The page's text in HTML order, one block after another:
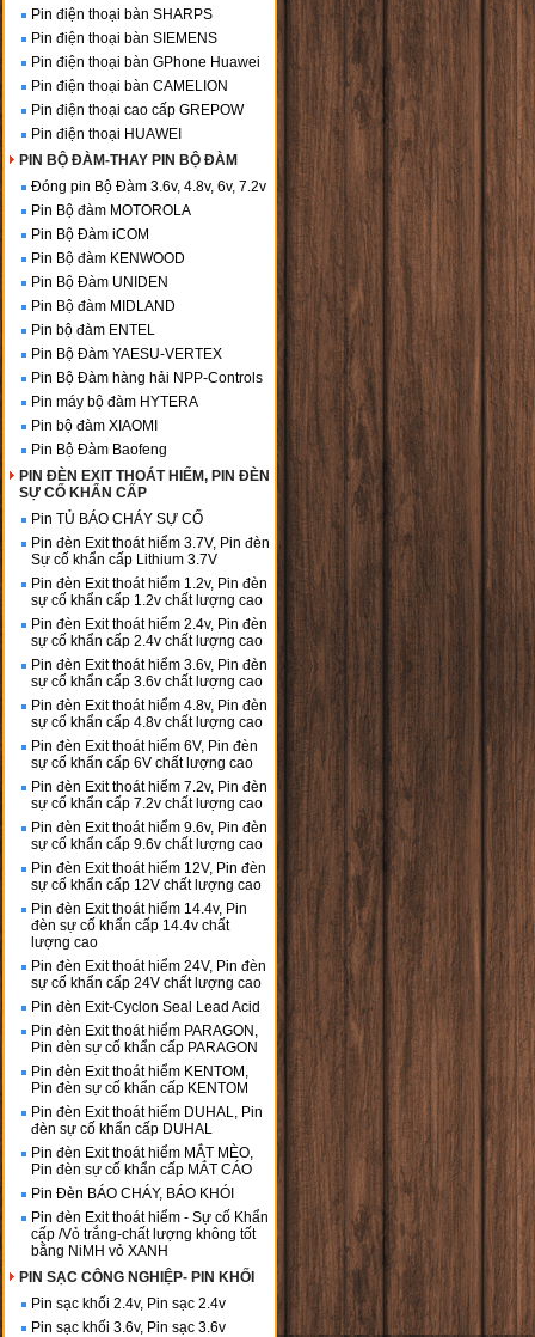
Pin điện thoại bàn SHARPS
Pin điện thoại bàn SIEMENS
Pin điện thoại bàn GPhone Huawei
Pin điện thoại bàn CAMELION
Pin điện thoại cao cấp GREPOW
Pin điện thoại HUAWEI
PIN BỘ ĐÀM-THAY PIN BỘ ĐÀM
Đóng pin Bộ Đàm 3.6v, 4.8v, 6v, 7.2v
Pin Bộ đàm MOTOROLA
Pin Bộ Đàm iCOM
Pin Bộ đàm KENWOOD
Pin Bộ Đàm UNIDEN
Pin Bộ đàm MIDLAND
Pin bộ đàm ENTEL
Pin Bộ Đàm YAESU-VERTEX
Pin Bộ Đàm hàng hải NPP-Controls
Pin máy bộ đàm HYTERA
Pin bộ đàm XIAOMI
Pin Bộ Đàm Baofeng
PIN ĐÈN EXIT THOÁT HIỂM, PIN ĐÈN
SỰ CỐ KHẨN CẤP
Pin TỦ BÁO CHÁY SỰ CỐ
Pin đèn Exit thoát hiểm 3.7V, Pin đèn
Sự cố khẩn cấp Lithium 3.7V
Pin đèn Exit thoát hiểm 1.2v, Pin đèn
sự cố khẩn cấp 1.2v chất lượng cao
Pin đèn Exit thoát hiểm 2.4v, Pin đèn
sự cố khẩn cấp 2.4v chất lượng cao
Pin đèn Exit thoát hiểm 3.6v, Pin đèn
sự cố khẩn cấp 3.6v chất lượng cao
Pin đèn Exit thoát hiểm 4.8v, Pin đèn
sự cố khẩn cấp 4.8v chất lượng cao
Pin đèn Exit thoát hiểm 6V, Pin đèn
sự cố khẩn cấp 6V chất lượng cao
Pin đèn Exit thoát hiểm 7.2v, Pin đèn
sự cố khẩn cấp 7.2v chất lượng cao
Pin đèn Exit thoát hiểm 9.6v, Pin đèn
sự cố khẩn cấp 9.6v chất lượng cao
Pin đèn Exit thoát hiểm 12V, Pin đèn
sự cố khẩn cấp 12V chất lượng cao
Pin đèn Exit thoát hiểm 14.4v, Pin
đèn sự cố khẩn cấp 14.4v chất
lượng cao
Pin đèn Exit thoát hiểm 24V, Pin đèn
sự cố khẩn cấp 24V chất lượng cao
Pin đèn Exit-Cyclon Seal Lead Acid
Pin đèn Exit thoát hiểm PARAGON,
Pin đèn sự cố khẩn cấp PARAGON
Pin đèn Exit thoát hiểm KENTOM,
Pin đèn sự cố khẩn cấp KENTOM
Pin đèn Exit thoát hiểm DUHAL, Pin
đèn sự cố khẩn cấp DUHAL
Pin đèn Exit thoát hiểm MẮT MÈO,
Pin đèn sự cố khẩn cấp MẮT CÁO
Pin Đèn BÁO CHÁY, BÁO KHÓI
Pin đèn Exit thoát hiểm - Sự cố Khẩn
cấp /Vỏ trắng-chất lượng không tốt
bằng NiMH vỏ XANH
PIN SẠC CÔNG NGHIỆP- PIN KHỐI
Pin sạc khối 2.4v, Pin sạc 2.4v
Pin sạc khối 3.6v, Pin sạc 3.6v